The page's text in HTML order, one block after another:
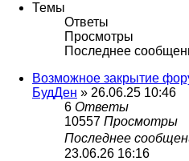
Темы
Ответы
Просмотры
Последнее
Возможное закрытие
БудДен » 26.06.25 10:46
6 Ответы
10557 Просмотры
Последнее
23.06.26 16:16